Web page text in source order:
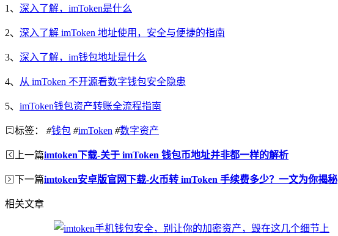
1、 深入了解，imToken是什么
2、 深入了解 imToken 地址使用，安全与便捷的指南
3、 深入了解，im钱包地址是什么
4、 从 imToken 不开源看数字钱包安全隐患
5、 imToken钱包资产转账全流程指南
标签： #钱包 #imToken #数字资产
上一篇imtoken下载-关于 imToken 钱包币地址并非都一样的解析
下一篇imtoken安卓版官网下载-火币转 imToken 手续费多少？一文为你揭秘
相关文章